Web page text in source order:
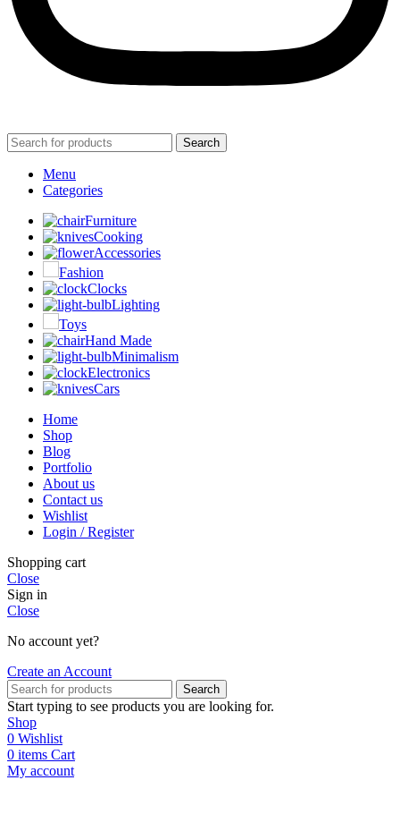
Search
Menu
Categories
Furniture
Cooking
Accessories
Fashion
Clocks
Lighting
Toys
Hand Made
Minimalism
Electronics
Cars
Home
Shop
Blog
Portfolio
About us
Contact us
Wishlist
Login / Register
Shopping cart
Close
Sign in
Close
No account yet?
Create an Account
Search
Start typing to see products you are looking for.
Shop
0 Wishlist
0 items Cart
My account